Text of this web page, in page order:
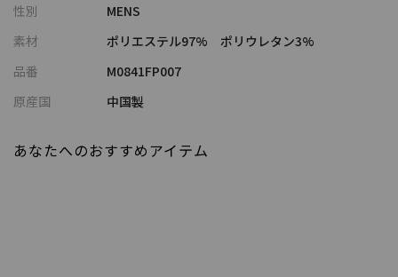
絶妙なバランスの一本です。
大人スタイルを演出します。
性別
MENS
素材
ポリエステル97% ポリウレタン3%
品番
M0841FP007
原産国
中国製
あなたへのおすすめアイテム